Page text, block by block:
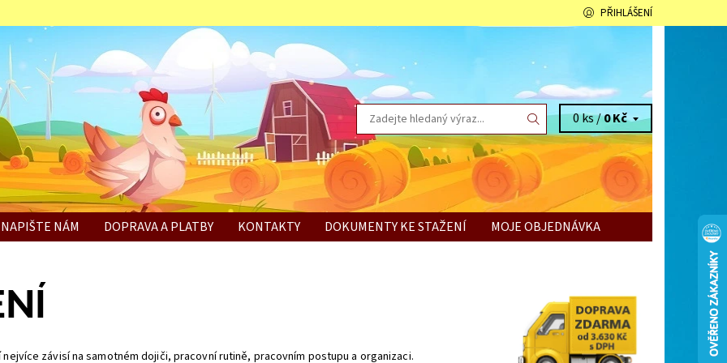
PŘIHLÁŠENÍ
0 ks /0 Kč
NAPIŠTE NÁM DOPRAVA A PLATBY KONTAKTY DOKUMENTY KE STAŽENÍ
MOJE OBJEDNÁVKA
nejvíce závisí na samotném dojiči, pracovní rutině, pracovním postupu a organizaci.